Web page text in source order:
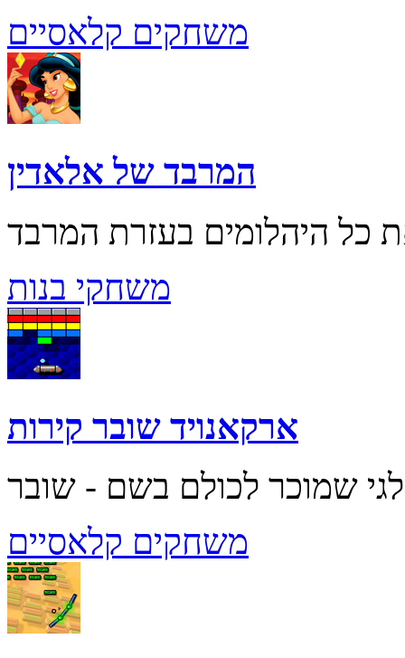
משחקים קלאסיים
המרבד של אלאדין
משחקי בנות
ארקאנויד שובר קירות
משחקים קלאסיים